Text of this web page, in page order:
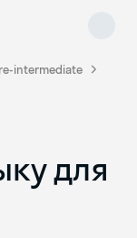
intermediate
для